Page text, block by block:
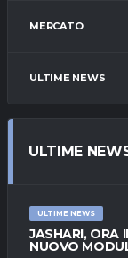
MERCATO
ULTIME NEWS
ULTIME
ULTIME NEWS
JASHARI, ORA
NUOVO